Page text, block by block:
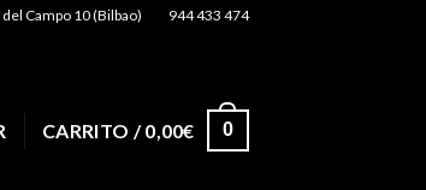
Campo 10 (Bilbao) 944 433 474
CARRITO /0,00€ 0